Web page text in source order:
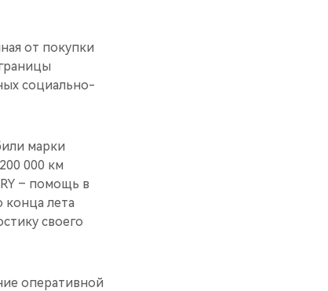
от покупки
социально-
марки
000 км
– помощь в
конца лета
своего
оперативной